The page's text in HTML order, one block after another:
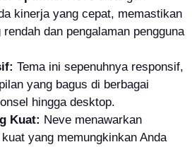
kinerja yang cepat, memastikan
dan pengalaman pengguna
Tema ini sepenuhnya responsif,
yang bagus di berbagai
hingga desktop.
Kuat: Neve menawarkan
yang memungkinkan Anda